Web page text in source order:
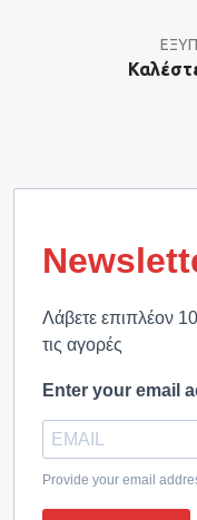
Λάβετε επιπλέον
τις αγορές
Enter your email
Provide your email